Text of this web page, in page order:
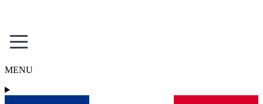
MENU